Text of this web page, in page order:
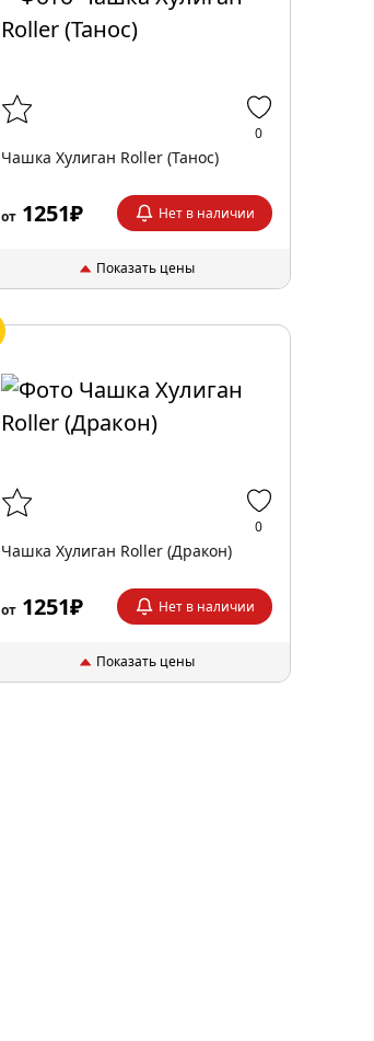
0
Чашка Хулиган Roller (Танос)
от1251₽ Нет в наличии
Показать цены
0
Чашка Хулиган Roller (Дракон)
от1251₽ Нет в наличии
Показать цены